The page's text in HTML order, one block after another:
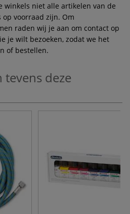
winkels niet alle artikelen van de
voorraad zijn. Om
raden wij je aan om contact op
je wilt bezoeken, zodat we het
of bestellen.
deze